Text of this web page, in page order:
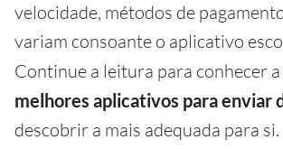
velocidade, métodos de
variam consoante o aplicativo
Continue a leitura para conhecer a
melhores aplicativos para enviar
descobrir a mais adequada para si.